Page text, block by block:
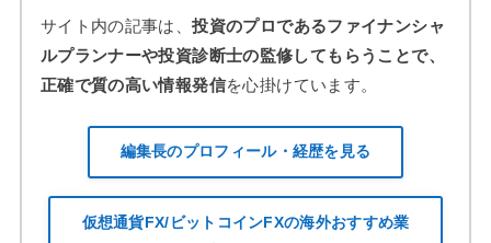
サイト内の記事は、投資のプロであるファイナンシャ
ルプランナーや投資診断士の監修してもらうことで、
正確で質の高い情報発信を心掛けています。
編集長のプロフィール・経歴を見る
仮想通貨FX/ビットコインFXの海外おすすめ業